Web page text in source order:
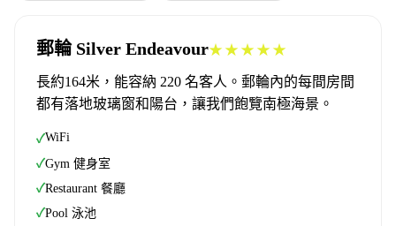
郵輪 Silver Endeavour★★★★★
長約164米，能容納 220 名客人。郵輪內的每間房間
都有落地玻璃窗和陽台，讓我們飽覽南極海景。
✓WiFi
✓Gym 健身室
✓Restaurant 餐廳
✓Pool 泳池